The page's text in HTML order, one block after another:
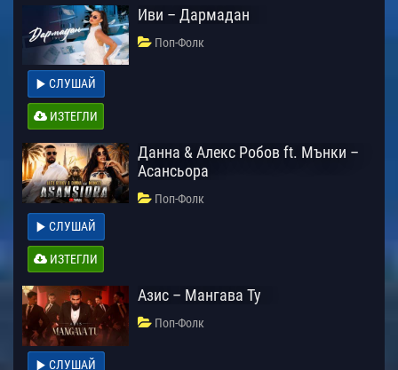
Иви – Дармадан
Поп-Фолк
СЛУШАЙ
ИЗТЕГЛИ
Данна & Алекс Робов ft. Мънки –
Асансьора
Поп-Фолк
СЛУШАЙ
ИЗТЕГЛИ
Азис – Мангава Ту
Поп-Фолк
СЛУШАЙ